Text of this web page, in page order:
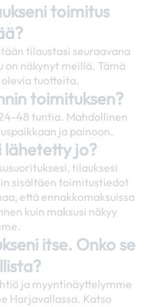
toimitus
tilaustasi seuraavana
on näkynyt meillä. Tämä
tuotteita.
toimituksen?
48 tuntia. Mahdollinen
ja painoon.
lähetetty jo?
tilauksesi
sisältäen toimitustiedot
että ennakkomaksuissa
kuin maksusi näkyy
itse. Onko se
ja myyntinäyttelymme
Harjavallassa. Katso